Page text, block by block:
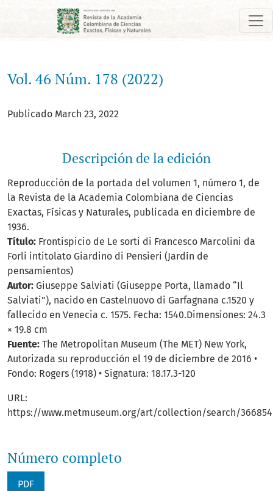
Vol. 46 Núm. 178 (2022)
Vol. 46 Núm. 178 (2022)
Publicado March 23, 2022
Descripción de la edición
Reproducción de la portada del volumen 1, número 1, de
la Revista de la Academia Colombiana de Ciencias
Exactas, Físicas y Naturales, publicada en diciembre de
1936.
Título: Frontispicio de Le sorti di Francesco Marcolini da
Forli intitolato Giardino di Pensieri (Jardín de
pensamientos)
Autor: Giuseppe Salviati (Giuseppe Porta, llamado “Il
Salviati”), nacido en Castelnuovo di Garfagnana c.1520 y
fallecido en Venecia c. 1575. Fecha: 1540.Dimensiones: 24.3
× 19.8 cm
Fuente: The Metropolitan Museum (The MET) New York,
Autorizada su reproducción el 19 de diciembre de 2016 •
Fondo: Rogers (1918) • Signatura: 18.17.3-120
URL:
https://www.metmuseum.org/art/collection/search/366854
Número completo
PDF